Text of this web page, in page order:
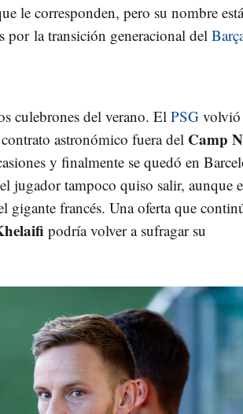
le corresponden, pero su nombre
por la transición generacional del
culebrones del verano. El PSG volvió
astronómico fuera del Camp
y finalmente se quedó en
jugador tampoco quiso salir, aunque
gigante francés. Una oferta que
podría volver a sufragar su